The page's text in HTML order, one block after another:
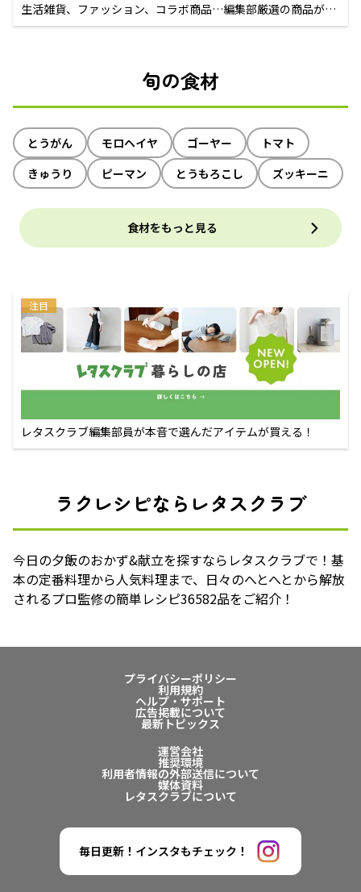
生活雑貨、ファッション、コラボ商品…編集部厳選の商品が買
えるECサイト
旬の食材
とうがん モロヘイヤ ゴーヤー
トマト
きゅうり
ピーマン とうもろこし ズッキーニ
食材をもっと見る
注目
レタスクラブ編集部員が本音で選んだアイテムが買える！
ラクレシピならレタスクラブ
今日の夕飯のおかず&献立を探すならレタスクラブで！基
本の定番料理から人気料理まで、日々のへとへとから解放
されるプロ監修の簡単レシピ36582品をご紹介！
プライバシーポリシー
利用規約
ヘルプ・サポート
広告掲載について
最新トピックス
運営会社
推奨環境
利用者情報の外部送信について
媒体資料
レタスクラブについて
毎日更新！インスタもチェック！